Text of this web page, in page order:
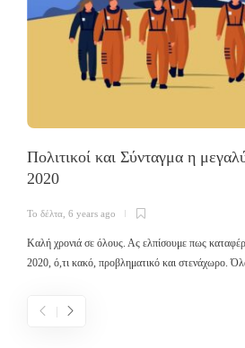
Πολιτικοί και Σύνταγμα η
2020
Το δέλτα 6 years ago
Καλή χρονιά σε όλους. Ας ελπίσουμε πως
2020, ό,τι κακό, προβληματικό και στενάχωρο.